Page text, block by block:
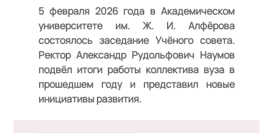
5 февраля 2026 года в Академическом
университете им. Ж. И. Алфёрова
состоялось заседание Учёного совета.
Ректор Александр Рудольфович Наумов
подвёл итоги работы коллектива вуза в
прошедшем году и представил новые
инициативы развития.